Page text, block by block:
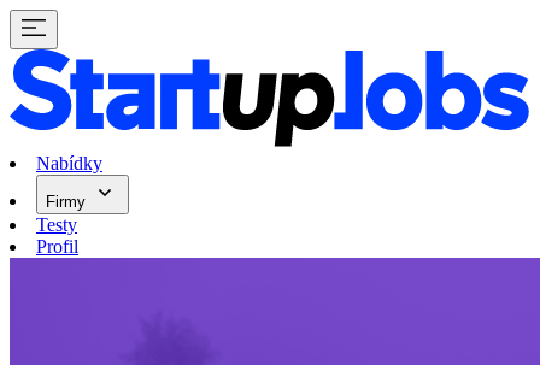
Nabídky
Firmy
Testy
Profil